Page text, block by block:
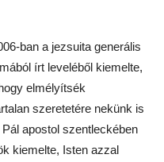
ban a jezsuita generális
írt leveléből kiemelte,
elmélyítsék
szeretetére nekünk is
apostol szentleckében
kiemelte, Isten azzal